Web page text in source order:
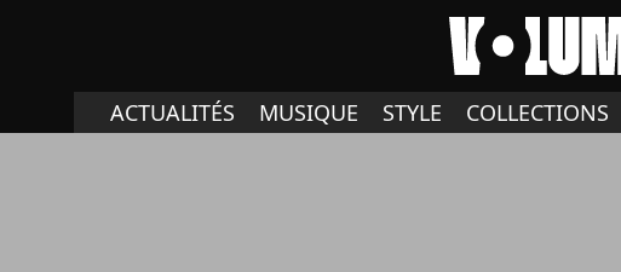
ACTUALITÉS MUSIQUE STYLE COLLECTIONS